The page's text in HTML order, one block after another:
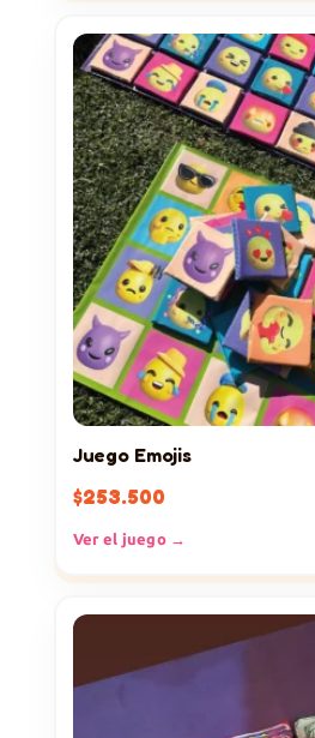
Juego Emojis
$253.500
Ver el juego →